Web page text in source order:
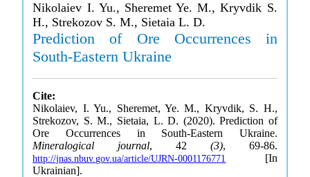
Nikolaiev I. Yu., Sheremet Ye. M., Kryvdik S.
H., Strekozov S. M., Sietaia L. D.
Prediction of Ore Occurrences in
South-Eastern Ukraine
Cite:
Nikolaiev, I. Yu., Sheremet, Ye. M., Kryvdik, S. H.,
Strekozov, S. M., Sietaia, L. D. (2020). Prediction of
Ore Occurrences in South-Eastern Ukraine.
Mineralogical journal, 42 (3), 69-86.
http://jnas.nbuv.gov.ua/article/UJRN-0001176771
[In
Ukrainian].